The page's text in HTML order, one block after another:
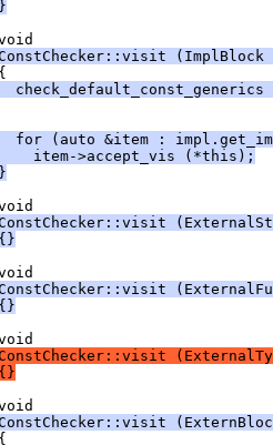
(ImplBlock
check_default_const_generics
for (auto &item :
item->accept_vis (*this);